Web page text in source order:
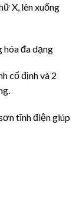
X, lên xuống
đa dạng
cố định và 2
tĩnh điện giúp